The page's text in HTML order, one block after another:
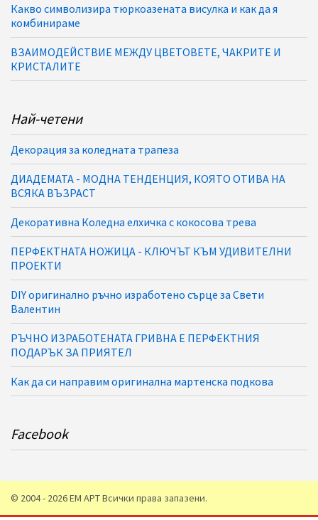
Какво символизира тюркоазената висулка и как да я
комбинираме
ВЗАИМОДЕЙСТВИЕ МЕЖДУ ЦВЕТОВЕТЕ, ЧАКРИТЕ И
КРИСТАЛИТЕ
Най-четени
Декорация за коледната трапеза
ДИАДЕМАТА - МОДНА ТЕНДЕНЦИЯ, КОЯТО ОТИВА НА
ВСЯКА ВЪЗРАСТ
Декоративна Коледна елхичка с кокосова трева
ПЕРФЕКТНАТА НОЖИЦА - КЛЮЧЪТ КЪМ УДИВИТЕЛНИ
ПРОЕКТИ
DIY оригинално ръчно изработено сърце за Свети
Валентин
РЪЧНО ИЗРАБОТЕНАТА ГРИВНА Е ПЕРФЕКТНИЯ
ПОДАРЪК ЗА ПРИЯТЕЛ
Как да си направим оригинална мартенска подкова
Facebook
© 2004 - 2026 ЕМ АРТ Всички права запазени.